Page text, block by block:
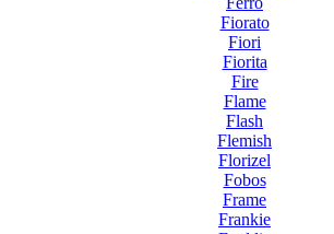
Fiorato
Fiori
Fiorita
Fire
Flame
Flash
Flemish
Florizel
Fobos
Frame
Frankie